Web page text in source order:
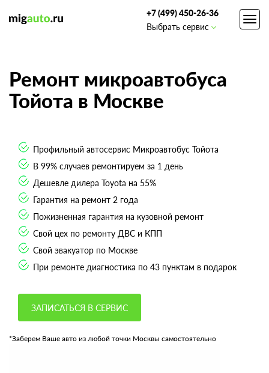
+7 (499) 450-26-36
Выбрать сервис
Ремонт микроавтобуса
Тойота в Москве
Профильный автосервис Микроавтобус Тойота
В 99% случаев ремонтируем за 1 день
Дешевле дилера Toyota на 55%
Гарантия на ремонт 2 года
Пожизненная гарантия на кузовной ремонт
Свой цех по ремонту ДВС и КПП
Свой эвакуатор по Москве
При ремонте диагностика по 43 пунктам в подарок
ЗАПИСАТЬСЯ В СЕРВИС
*Заберем Ваше авто из любой точки Москвы самостоятельно